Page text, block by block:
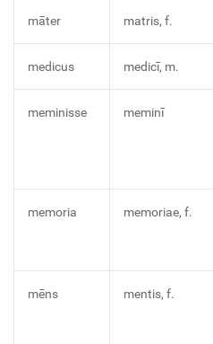
māter matris, f.
medicus medicī, m.
meminisse meminī
memoria memoriae, f.
mēns mentis, f.